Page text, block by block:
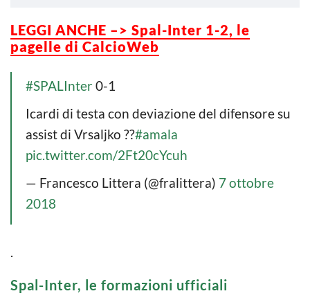
LEGGI ANCHE –> Spal-Inter 1-2, le
pagelle di CalcioWeb
#SPALInter0-1
Icardi di testa con deviazione del difensore su
assist di Vrsaljko ??#amala
pic.twitter.com/2Ft20cYcuh
— Francesco Littera (@fralittera) 7 ottobre
2018
.
Spal-Inter, le formazioni ufficiali